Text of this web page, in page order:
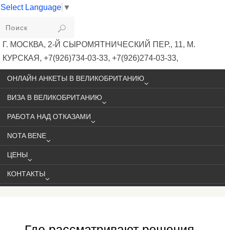
Select Language ▼
VIKIVISA
Г. МОСКВА, 2-Й СЫРОМЯТНИЧЕСКИЙ ПЕР., 11, М.
КУРСКАЯ, +7(926)734-03-33, +7(926)274-03-33,
VISA@VIKIVISA.RU
ОНЛАЙН АНКЕТЫ В ВЕЛИКОБРИТАНИЮ
ВИЗА В ВЕЛИКОБРИТАНИЮ
РАБОТА НАД ОТКАЗАМИ
NOTA BENE
ЦЕНЫ
КОНТАКТЫ